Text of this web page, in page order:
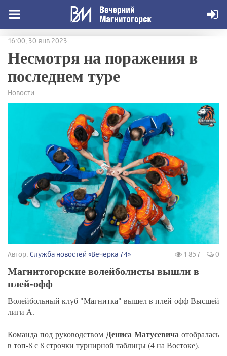
16:00, 30 янв 2023
Несмотря на поражения в
последнем туре
Новости
Автор: Служба новостей «Вечерка 74» 1 857 0
Магнитогорские волейболисты вышли в
плей-офф
Волейбольный клуб "Магнитка" вышел в плей-офф Высшей
лиги А.
Команда под руководством Дениса Матусевича отобралась
в топ-8 с 8 строчки турнирной таблицы (4 на Востоке).